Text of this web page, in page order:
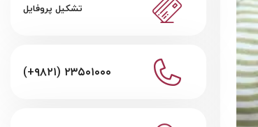
تشکیل پروفایل
(+۹۸۲۱) ۲۳۵۰۱۰۰۰